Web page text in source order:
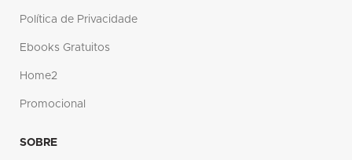
Política de Privacidade
Ebooks Gratuitos
Home2
Promocional
SOBRE